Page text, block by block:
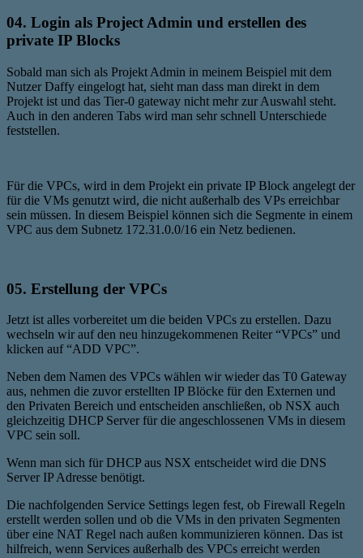
04. Login als Project Admin und erstellen des
private IP Blocks
Sobald man sich als Projekt Admin in meinem Beispiel mit dem
Nutzer Daffy eingelogt hat, sieht man dass man direkt in dem
Projekt ist und das Tier-0 gateway nicht mehr zur Auswahl steht.
Auch in den anderen Tabs wird man sehr schnell Unterschiede
feststellen.
Für die VPCs, wird in dem Projekt ein private IP Block angelegt der
für die VMs genutzt wird, die nicht außerhalb des VPs erreichbar
sein müssen. In diesem Beispiel können sich die Segmente in einem
VPC aus dem Subnetz 172.31.0.0/16 ein Netz bedienen.
05. Erstellung der VPCs
Jetzt ist alles vorbereitet um die beiden VPCs zu erstellen. Dazu
wechseln wir auf den neu hinzugekommenen Reiter “VPCs” und
klicken auf “ADD VPC”.
Neben dem Namen des VPCs wählen wir wieder das T0 Gateway
aus, nehmen die zuvor erstellten IP Blöcke für den Externen und
den Privaten Bereich und entscheiden anschließen, ob NSX auch
gleichzeitig DHCP Server für die angeschlossenen VMs in diesem
VPC sein soll.
Wenn man sich für DHCP aus NSX entscheidet wird die DNS
Server IP Adresse benötigt.
Die nachfolgenden Service Settings legen fest, ob Firewall Regeln
erstellt werden sollen und ob die VMs in den privaten Segmenten
über eine NAT Regel nach außen kommunizieren können. Das ist
hilfreich, wenn Services außerhalb des VPCs erreicht werden